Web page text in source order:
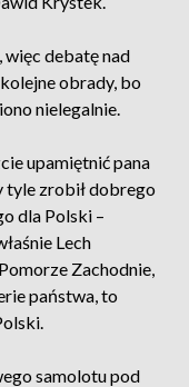
więc debatę nad
obrady, bo
nielegalnie.
upamiętnić pana
tyle zrobił dobrego
dla Polski –
Lech
Zachodnie,
państwa, to
samolotu pod